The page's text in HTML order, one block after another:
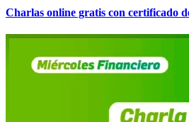
Charlas online gratis con certificado